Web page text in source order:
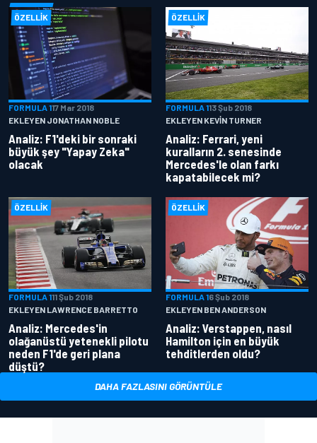
ÖZELLIK
FORMULA 117 Mar 2018
EKLEYEN JONATHAN NOBLE
Analiz: F1'deki bir sonraki
büyük şey "Yapay Zeka"
olacak
ÖZELLIK
FORMULA 113 Şub 2018
EKLEYEN KEVIN TURNER
Analiz: Ferrari, yeni
kuralların 2. senesinde
Mercedes'le olan farkı
kapatabilecek mi?
ÖZELLIK
FORMULA 111 Şub 2018
EKLEYEN LAWRENCE BARRETTO
Analiz: Mercedes'in
olağanüstü yetenekli pilotu
neden F1'de geri plana
düştü?
ÖZELLIK
FORMULA 16 Şub 2018
EKLEYEN BEN ANDERSON
Analiz: Verstappen, nasıl
Hamilton için en büyük
tehditlerden oldu?
DAHA FAZLASINI GÖRÜNTÜLE